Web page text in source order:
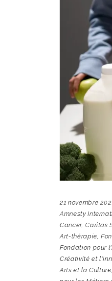
21 novembre
Amnesty
Cancer,Caritas
Art-thérapie ,
Fondation pour
Créativité et
Arts et la Culture